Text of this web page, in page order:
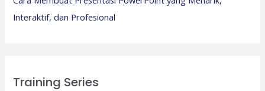
Interaktif, dan Profesional
Training Series